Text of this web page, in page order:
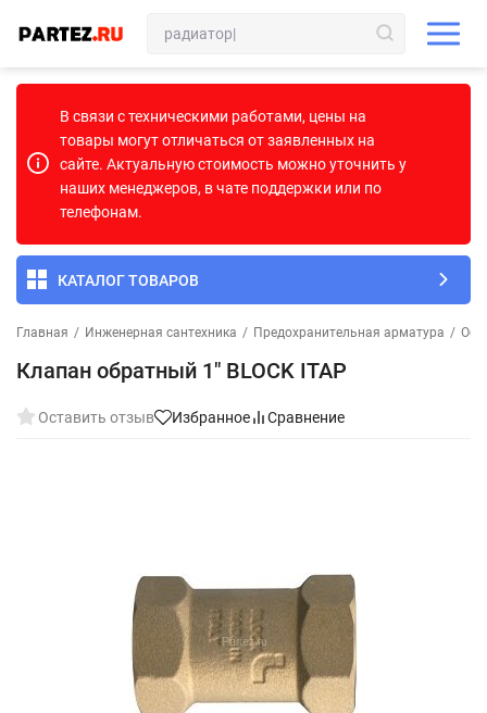
В связи с техническими работами, цены на
товары могут отличаться от заявленных на
сайте. Актуальную стоимость можно уточнить у
наших менеджеров, в чате поддержки или по
телефонам.
КАТАЛОГ ТОВАРОВ
Главная / Инженерная сантехника / Предохранительная арматура /
Клапан обратный 1" BLOCK ITAP
Оставить отзыв Избранное Сравнение